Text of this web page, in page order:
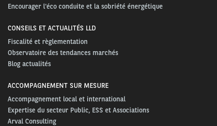
Encourager l'éco conduite et la sobriété énergétique
CONSEILS ET ACTUALITÉS LLD
Fiscalité et règlementation
Observatoire des tendances marchés
Blog actualités
ACCOMPAGNEMENT SUR MESURE
Accompagnement local et international
Expertise du secteur Public, ESS et Associations
Arval Consulting